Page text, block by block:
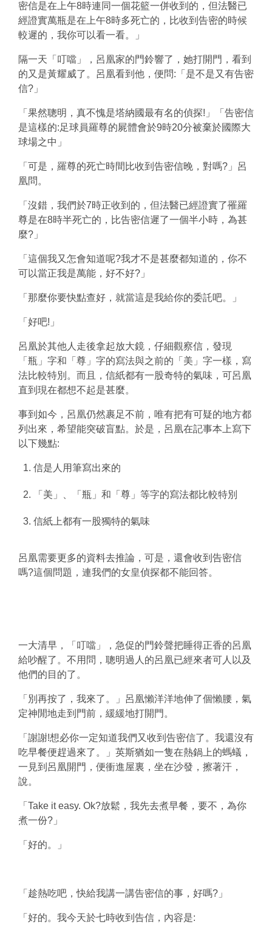
密信是在上午8時連同一個花籃一併收到的，但法醫已
經證實萬瓶是在上午8時多死亡的，比收到告密的時候
較遲的，我你可以看一看。」
隔一天「叮噹」，呂凰家的門鈴響了，她打開門，看到
的又是黃耀威了。呂凰看到他，便問:「是不是又有告密
信?」
「果然聰明，真不愧是塔納國最有名的偵探!」「告密信
是這樣的:足球員羅尊的屍體會於9時20分被棄於國際大
球場之中」
「可是，羅尊的死亡時間比收到告密信晚，對嗎?」呂
凰問。
「沒錯，我們於7時正收到的，但法醫已經證實了罹羅
尊是在8時半死亡的，比告密信遲了一個半小時，為甚
麼?」
「這個我又怎會知道呢?我才不是甚麼都知道的，你不
可以當正我是萬能，好不好?」
「那麼你要快點查好，就當這是我給你的委託吧。」
「好吧!」
呂凰於其他人走後拿起放大鏡，仔細觀察信，發現
「瓶」字和「尊」字的寫法與之前的「美」字一樣，寫
法比較特別。而且，信紙都有一股奇特的氣味，可呂凰
直到現在都想不起是甚麼。
事到如今，呂凰仍然裹足不前，唯有把有可疑的地方都
列出來，希望能突破盲點。於是，呂凰在記事本上寫下
以下幾點:
信是人用筆寫出來的
「美」、「瓶」和「尊」等字的寫法都比較特別
信紙上都有一股獨特的氣味
呂凰需要更多的資料去推論，可是，還會收到告密信
嗎?這個問題，連我們的女皇偵探都不能回答。
一大清早，「叮噹」，急促的門鈴聲把睡得正香的呂凰
給吵醒了。不用問，聰明過人的呂凰已經來者可人以及
他們的目的了。
「別再按了，我來了。」呂凰懶洋洋地伸了個懶腰，氣
定神閒地走到門前，緩緩地打開門。
「謝謝!想必你一定知道我們又收到告密信了。我還沒有
吃早餐便趕過來了。」英斯猶如一隻在熱鍋上的螞蟻，
一見到呂凰開門，便衝進屋裏，坐在沙發，擦著汗，
說。
「Take it easy. Ok?放鬆，我先去煮早餐，要不，為你
煮一份?」
「好的。」
「趁熱吃吧，快給我講一講告密信的事，好嗎?」
「好的。我今天於七時收到告信，內容是: